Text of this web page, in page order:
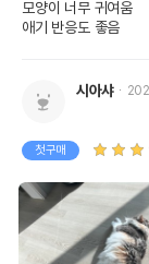
모양이 너무 귀여움
애기 반응도 좋음
시아샤
첫구매